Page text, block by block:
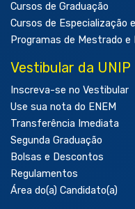
Cursos de Graduação
Cursos de Especialização
Programas de Mestrado e
Vestibular da UNIP
Inscreva-se no Vestibular
Use sua nota do ENEM
Transferência Imediata
Segunda Graduação
Bolsas e Descontos
Regulamentos
Área do(a) Candidato(a)